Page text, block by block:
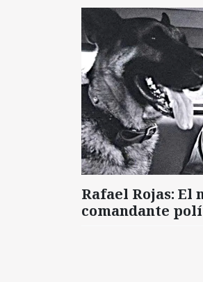
Rafael Rojas: El
comandante